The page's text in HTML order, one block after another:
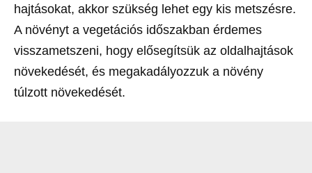
hajtásokat, akkor szükség lehet egy kis metszésre.
A növényt a vegetációs időszakban érdemes
visszametszeni, hogy elősegítsük az oldalhajtások
növekedését, és megakadályozzuk a növény
túlzott növekedését.